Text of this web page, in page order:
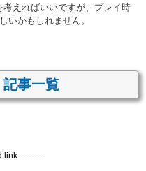
えればいいですが、プレイ時
いかもしれません。
事一覧
link----------